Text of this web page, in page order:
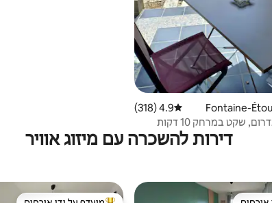
דירוג ממוצע של 4.9 מתוך 5, 318 ביקורות
4.9 (318)
דופלקס פנוי בדרום, שקט במרחק 10 דקות
דירות להשכרה עם מיזוג אוויר